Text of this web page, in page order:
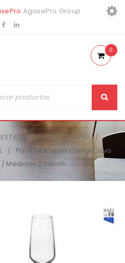
AgasePro Group
0
& CATERING /
/
Pack 36 Copas Cristal Cava
/ Medidas 22x6cm